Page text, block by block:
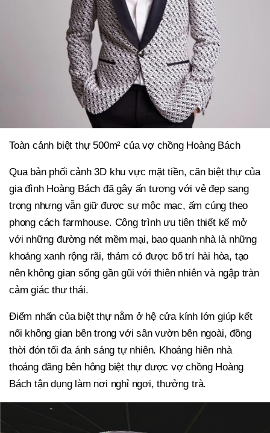
Toàn cảnh biệt thự 500m² của vợ chồng Hoàng Bách
Qua bản phối cảnh 3D khu vực mặt tiền, căn biệt thự của
gia đình Hoàng Bách đã gây ấn tượng với vẻ đẹp sang
trọng nhưng vẫn giữ được sự mộc mạc, ấm cúng theo
phong cách farmhouse. Công trình ưu tiên thiết kế mở
với những đường nét mềm mại, bao quanh nhà là những
khoảng xanh rộng rãi, thảm cỏ được bố trí hài hòa, tạo
nên không gian sống gần gũi với thiên nhiên và ngập tràn
cảm giác thư thái.
Điểm nhấn của biệt thự nằm ở hệ cửa kính lớn giúp kết
nối không gian bên trong với sân vườn bên ngoài, đồng
thời đón tối đa ánh sáng tự nhiên. Khoảng hiên nhà
thoáng đãng bên hông biệt thự được vợ chồng Hoàng
Bách tận dụng làm nơi nghỉ ngơi, thưởng trà.